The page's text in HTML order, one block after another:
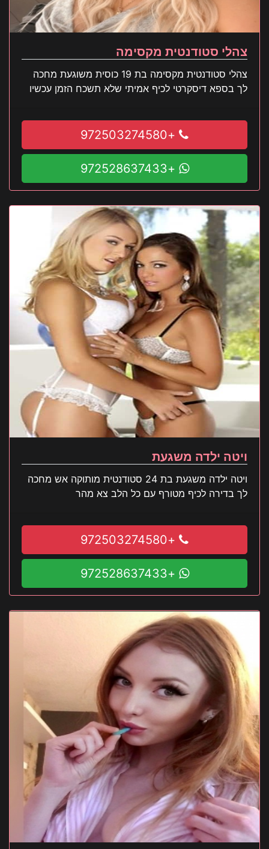
צהלי סטודנטית מקסימה
צהלי סטודנטית מקסימה בת 19 כוסית משוגעת מחכה
לך בספא דיסקרטי לכיף אמיתי שלא תשכח הזמן עכשיו
+972503274580
+972528637433
ויטה ילדה משגעת
ויטה ילדה משגעת בת 24 סטודנטית מותוקה אש מחכה
לך בדירה לכיף מטורף עם כל הלב צא מהר
+972503274580
+972528637433